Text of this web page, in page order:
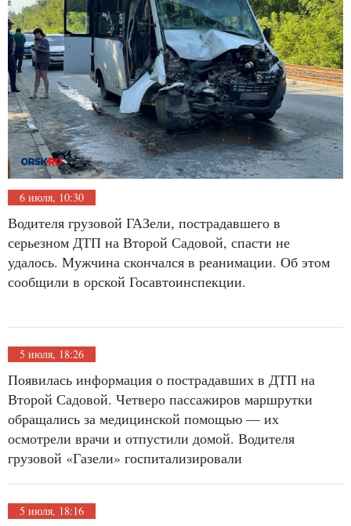
6 июля, 10:30
Водителя грузовой ГАЗели, пострадавшего в
серьезном ДТП на Второй Садовой, спасти не
удалось. Мужчина скончался в реанимации. Об этом
сообщили в орской Госавтоинспекции.
5 июля, 18:26
Появилась информация о пострадавших в ДТП на
Второй Садовой. Четверо пассажиров маршрутки
обращались за медицинской помощью — их
осмотрели врачи и отпустили домой. Водителя
грузовой «Газели» госпитализировали
5 июля, 18:16